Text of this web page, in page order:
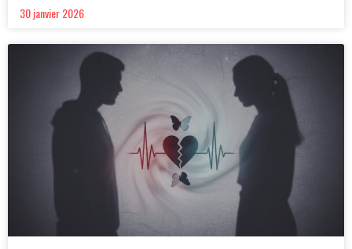
30 janvier 2026